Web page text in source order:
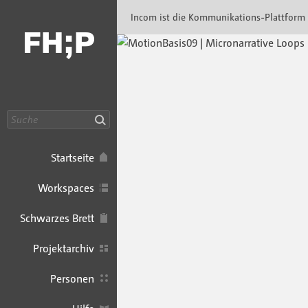
Startseite
Workspaces
Schwarzes Brett
Projektarchiv
Personen
Incom ist die Kommunikations-Plattform